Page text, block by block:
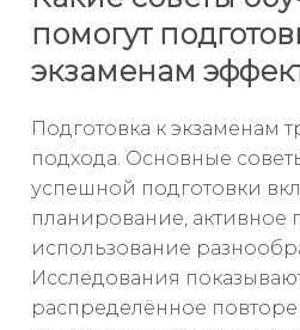
помогут
экзаменам
Подготовка к экзаменам
подхода. Основные
успешной подготовки
планирование, активное
использование
Исследования
распределённое